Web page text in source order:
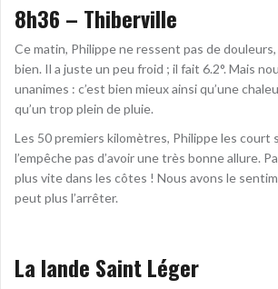
8h36 – Thiberville
Ce matin, Philippe ne ressent pas de
bien. Il a juste un peu froid ; il fait 6.2°. Mais
unanimes : c’est bien mieux ainsi qu’une
qu’un trop plein de pluie.
Les 50 premiers kilomètres, Philippe les court
l’empêche pas d’avoir une très bonne allure.
plus vite dans les côtes ! Nous avons le
peut plus l’arrêter.
La lande Saint Léger